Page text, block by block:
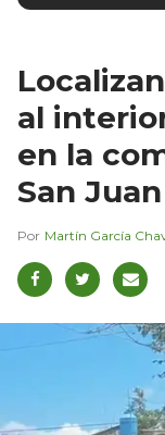
al
en la
San
Martín García